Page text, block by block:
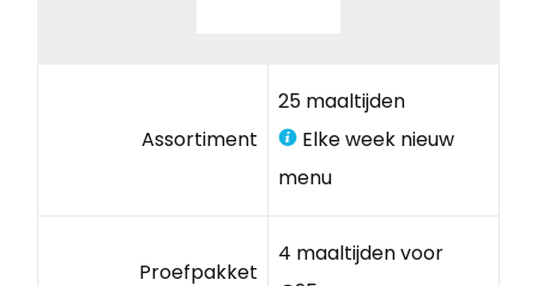
Assortiment
25 maaltijden
Elke week nieuw
menu
Proefpakket
4 maaltijden voor